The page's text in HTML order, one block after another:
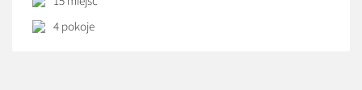
Gospodarstwo położone jest w spokojnym i zacisznym
miejscu z dala od miejskiej gwary. Informacje
4 pokoje